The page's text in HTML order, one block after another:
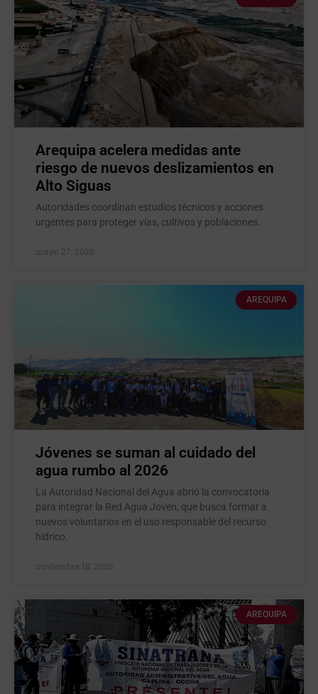
Arequipa acelera medidas ante
riesgo de nuevos deslizamientos en
Alto Siguas
Autoridades coordinan estudios técnicos y acciones
urgentes para proteger vías, cultivos y poblaciones.
mayo 27, 2026
AREQUIPA
Jóvenes se suman al cuidado del
agua rumbo al 2026
La Autoridad Nacional del Agua abrió la convocatoria
para integrar la Red Agua Joven, que busca formar a
nuevos voluntarios en el uso responsable del recurso
hídrico.
noviembre 18, 2025
AREQUIPA